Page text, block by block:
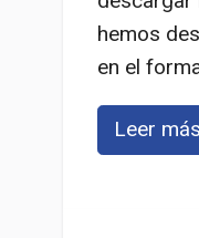
hemos
en el
Leer más